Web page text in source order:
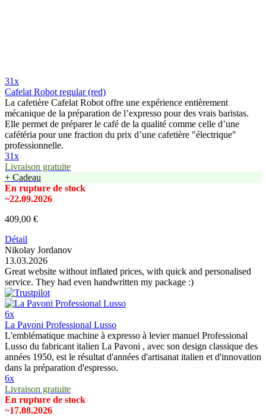
31x
Cafelat Robot regular (red)
La cafetière Cafelat Robot offre une expérience entièrement
mécanique de la préparation de l’expresso pour des vrais baristas.
Elle permet de préparer le café de la qualité comme celle d’une
cafétéria pour une fraction du prix d’une cafetière "électrique"
professionnelle.
31x
Livraison gratuite
+ Cadeau
En rupture de stock
~22.09.2026
409,00 €
Détail
Nikolay Jordanov
13.03.2026
Great website without inflated prices, with quick and personalised
service. They had even handwritten my package :)
6x
La Pavoni Professional Lusso
L'emblématique machine à expresso à levier manuel Professional
Lusso du fabricant italien La Pavoni , avec son design classique des
années 1950, est le résultat d'années d'artisanat italien et d'innovation
dans la préparation d'espresso.
6x
Livraison gratuite
En rupture de stock
~17.08.2026